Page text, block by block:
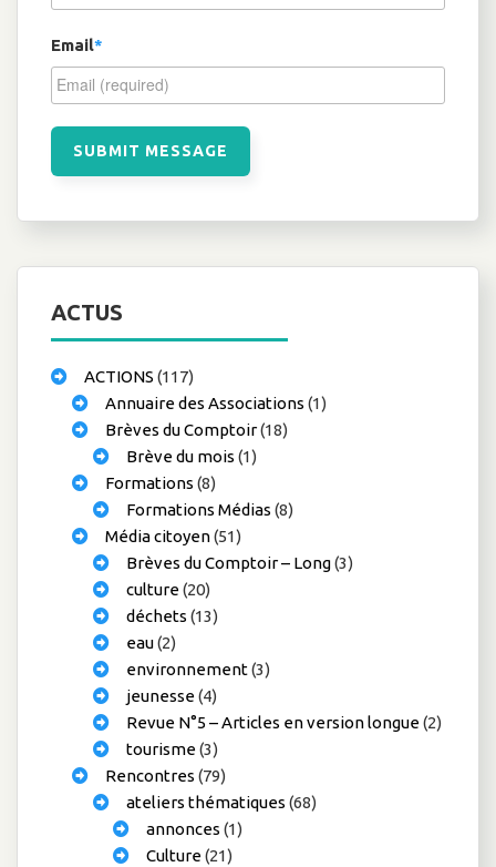
Email*
ACTUS
ACTIONS (117)
Annuaire des Associations (1)
Brèves du Comptoir(18)
Brève du mois (1)
Formations (8)
Formations Médias (8)
Média citoyen(51)
Brèves du Comptoir – Long(3)
culture(20)
déchets (13)
eau(2)
environnement(3)
jeunesse(4)
Revue N°5 – Articles en version longue(2)
tourisme(3)
Rencontres (79)
ateliers thématiques (68)
annonces (1)
Culture(21)